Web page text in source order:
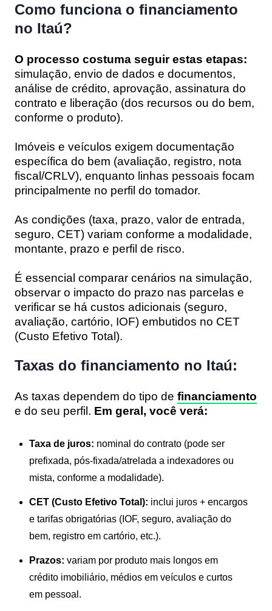
Como funciona o financiamento
no Itaú?
O processo costuma seguir estas etapas:
simulação, envio de dados e documentos,
análise de crédito, aprovação, assinatura do
contrato e liberação (dos recursos ou do bem,
conforme o produto).
Imóveis e veículos exigem documentação
específica do bem (avaliação, registro, nota
fiscal/CRLV), enquanto linhas pessoais focam
principalmente no perfil do tomador.
As condições (taxa, prazo, valor de entrada,
seguro, CET) variam conforme a modalidade,
montante, prazo e perfil de risco.
É essencial comparar cenários na simulação,
observar o impacto do prazo nas parcelas e
verificar se há custos adicionais (seguro,
avaliação, cartório, IOF) embutidos no CET
(Custo Efetivo Total).
Taxas do financiamento no Itaú:
As taxas dependem do tipo de financiamento
e do seu perfil. Em geral, você verá:
Taxa de juros: nominal do contrato (pode ser
prefixada, pós-fixada/atrelada a indexadores ou
mista, conforme a modalidade).
CET (Custo Efetivo Total): inclui juros + encargos
e tarifas obrigatórias (IOF, seguro, avaliação do
bem, registro em cartório, etc.).
Prazos: variam por produto mais longos em
crédito imobiliário, médios em veículos e curtos
em pessoal.